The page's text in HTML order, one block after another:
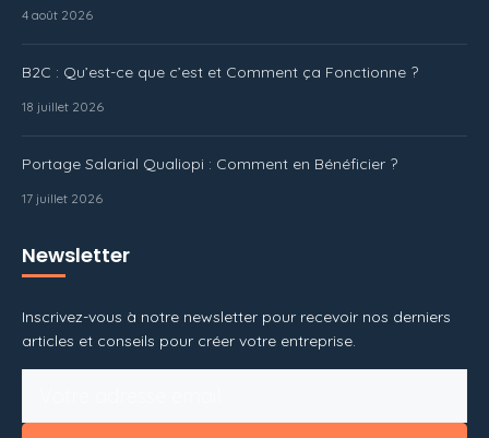
4 août 2026
B2C : Qu’est-ce que c’est et Comment ça Fonctionne ?
18 juillet 2026
Portage Salarial Qualiopi : Comment en Bénéficier ?
17 juillet 2026
Newsletter
Inscrivez-vous à notre newsletter pour recevoir nos derniers
articles et conseils pour créer votre entreprise.